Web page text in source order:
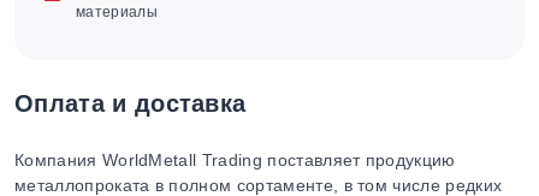
материалы
Оплата и доставка
Компания WorldMetall Trading поставляет продукцию
металлопроката в полном сортаменте, в том числе редких